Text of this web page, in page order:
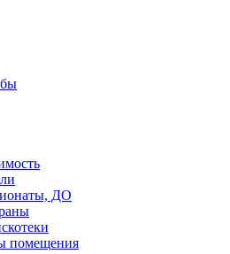
ДО
помещения